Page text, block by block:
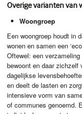
Overige varianten van
Woongroep
Een woongroep houdt in
wonen en samen een
Oftewel: een
bewoont en daar zichzelf
dagelijkse
en deelt de lasten en
intensieve vorm van
of communes genoemd.